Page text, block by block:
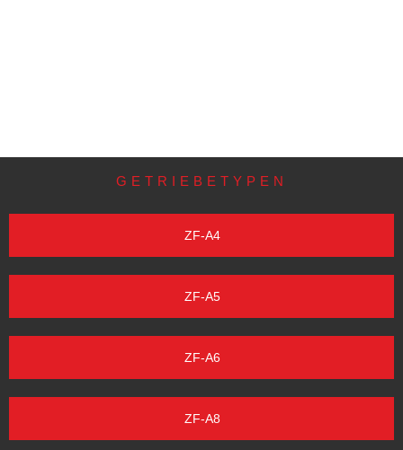
GETRIEBETYPEN
ZF-A4
ZF-A5
ZF-A6
ZF-A8